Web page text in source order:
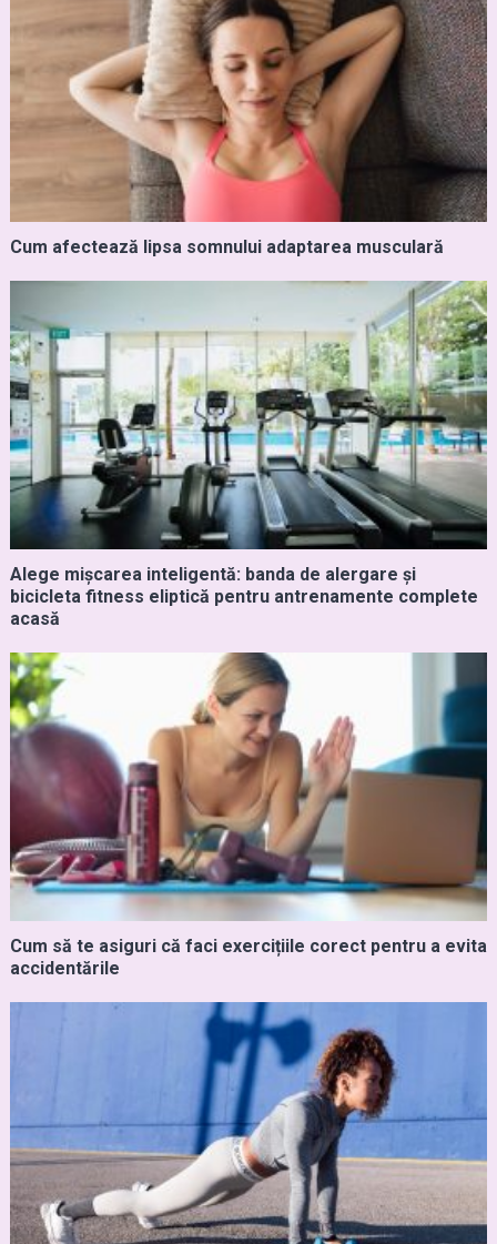
Cum afectează lipsa somnului adaptarea musculară
Alege mișcarea inteligentă: banda de alergare și
bicicleta fitness eliptică pentru antrenamente complete
acasă
Cum să te asiguri că faci exercițiile corect pentru a evita
accidentările